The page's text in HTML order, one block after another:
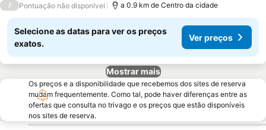
/ Pontuação não disponível a 0.9 km de Centro da cidade
Selecione as datas para ver os preços
exatos.
Ver preços
Mostrar mais
Os preços e a disponibilidade que recebemos dos sites de reserva
mudam frequentemente. Como tal, pode haver diferenças entre as
ofertas que consulta no trivago e os preços que estão disponíveis
nos sites de reserva.